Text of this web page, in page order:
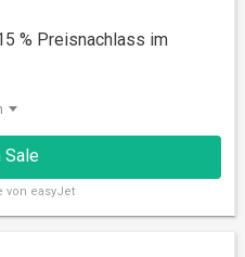
% Preisnachlass im
Sale
von easyJet